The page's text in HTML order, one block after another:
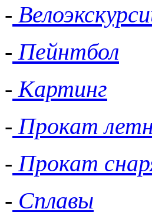
-
- Пейнтбол
- Картинг
- Прокат
- Прокат
- Сплавы